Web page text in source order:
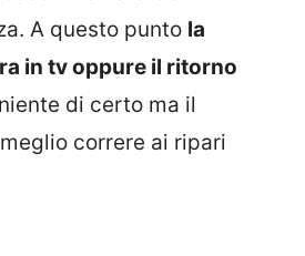
A questo punto la
in tv oppure il ritorno
di certo ma il
correre ai ripari